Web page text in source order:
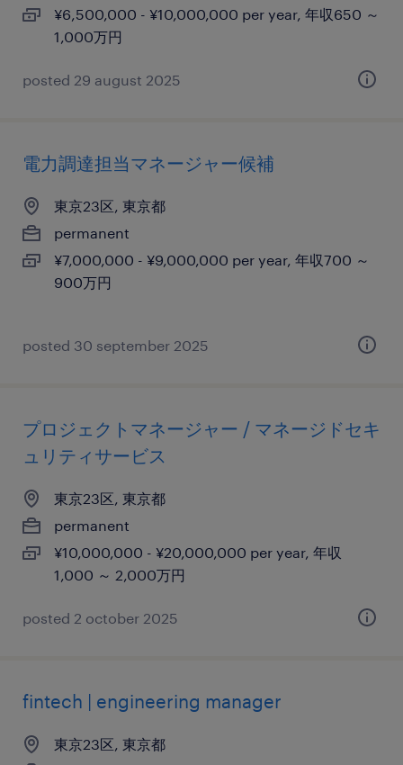
¥6,500,000 - ¥10,000,000 per year, 年収650 ～
1,000万円
posted 29 august 2025
電力調達担当マネージャー候補
東京23区, 東京都
permanent
¥7,000,000 - ¥9,000,000 per year, 年収700 ～
900万円
posted 30 september 2025
プロジェクトマネージャー / マネージドセキ
ュリティサービス
東京23区, 東京都
permanent
¥10,000,000 - ¥20,000,000 per year, 年収
1,000 ～ 2,000万円
posted 2 october 2025
fintech | engineering manager
東京23区, 東京都